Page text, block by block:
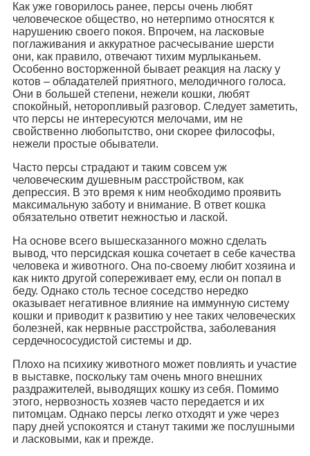
Как уже говорилось ранее, персы очень любят
человеческое общество, но нетерпимо относятся к
нарушению своего покоя. Впрочем, на ласковые
поглаживания и аккуратное расчесывание шерсти
они, как правило, отвечают тихим мурлыканьем.
Особенно восторженной бывает реакция на ласку у
котов – обладателей приятного, мелодичного голоса.
Они в большей степени, нежели кошки, любят
спокойный, неторопливый разговор. Следует заметить,
что персы не интересуются мелочами, им не
свойственно любопытство, они скорее философы,
нежели простые обыватели.
Часто персы страдают и таким совсем уж
человеческим душевным расстройством, как
депрессия. В это время к ним необходимо проявить
максимальную заботу и внимание. В ответ кошка
обязательно ответит нежностью и лаской.
На основе всего вышесказанного можно сделать
вывод, что персидская кошка сочетает в себе качества
человека и животного. Она по-своему любит хозяина и
как никто другой сопереживает ему, если он попал в
беду. Однако столь тесное соседство нередко
оказывает негативное влияние на иммунную систему
кошки и приводит к развитию у нее таких человеческих
болезней, как нервные расстройства, заболевания
сердечнососудистой системы и др.
Плохо на психику животного может повлиять и участие
в выставке, поскольку там очень много внешних
раздражителей, выводящих кошку из себя. Помимо
этого, нервозность хозяев часто передается и их
питомцам. Однако персы легко отходят и уже через
пару дней успокоятся и станут такими же послушными
и ласковыми, как и прежде.